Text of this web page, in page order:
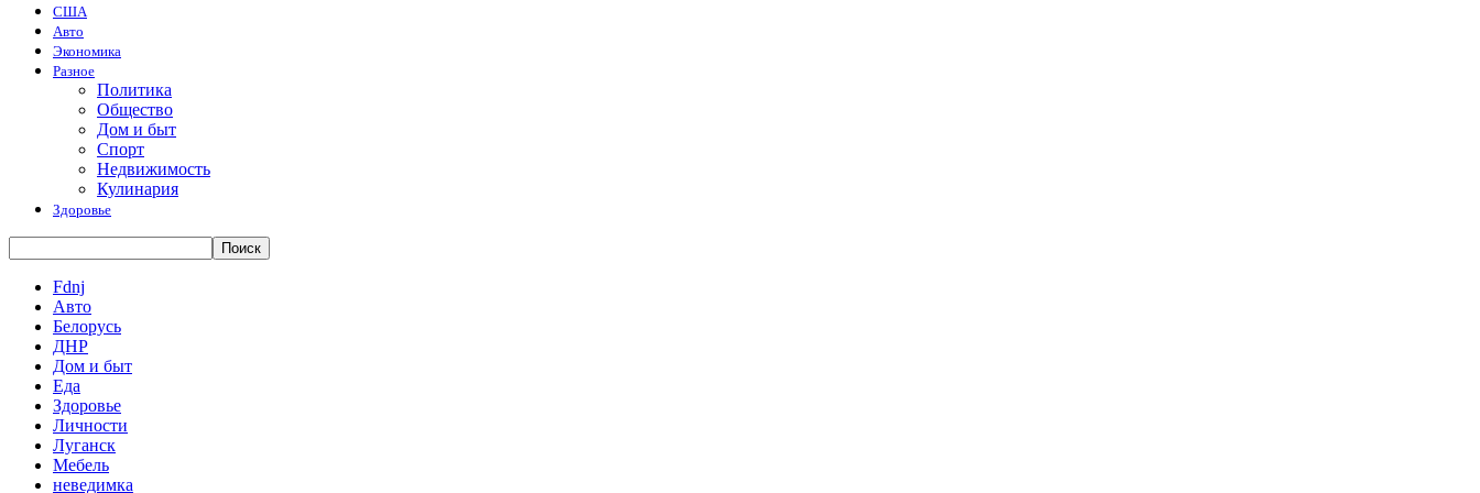
США
Авто
Экономика
Разное
Политика
Общество
Дом и быт
Спорт
Недвижимость
Кулинария
Здоровье
Fdnj
Авто
Белорусь
ДНР
Дом и быт
Еда
Здоровье
Личности
Луганск
Мебель
неведимка